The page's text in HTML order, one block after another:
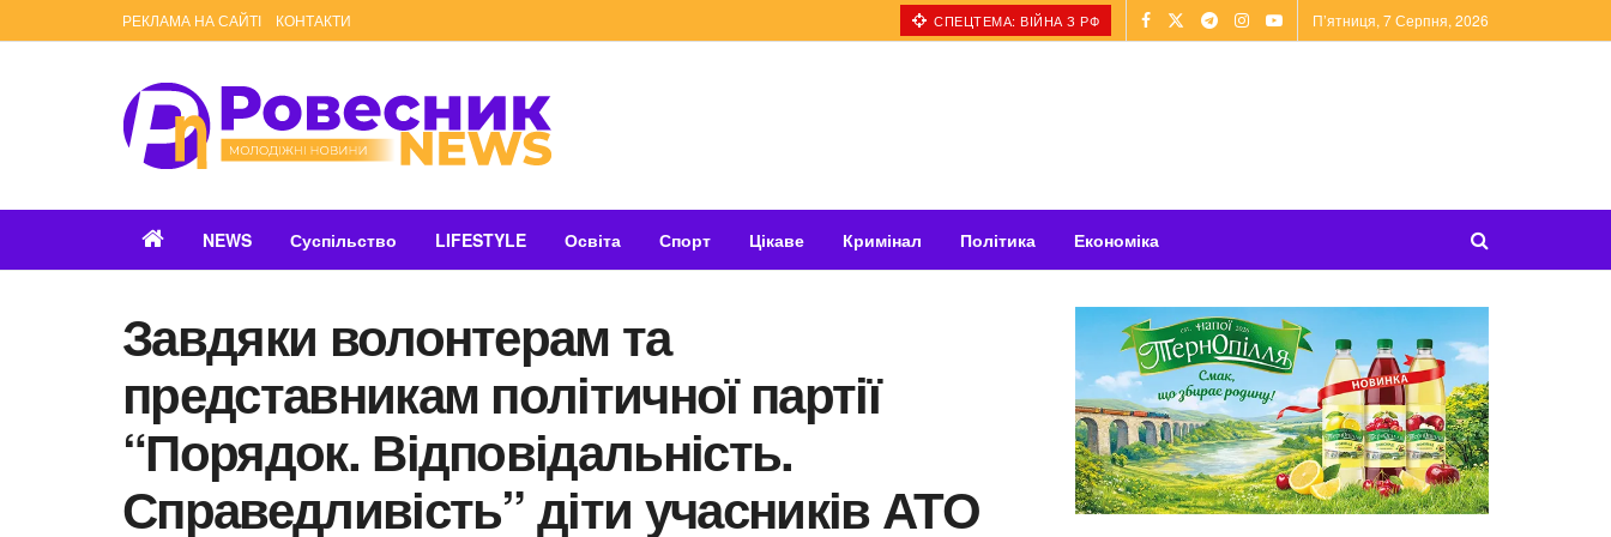
РЕКЛАМА НА САЙТІ КОНТАКТИ СПЕЦТЕМА: ВІЙНА З РФ П’ятниця, 7 Серпня, 2026
NEWS Суспільство LIFESTYLE Освіта Спорт Цікаве Кримінал Політика Економіка
Завдяки волонтерам та
представникам політичної партії
“Порядок. Відповідальність.
Справедливість” діти учасників АТО